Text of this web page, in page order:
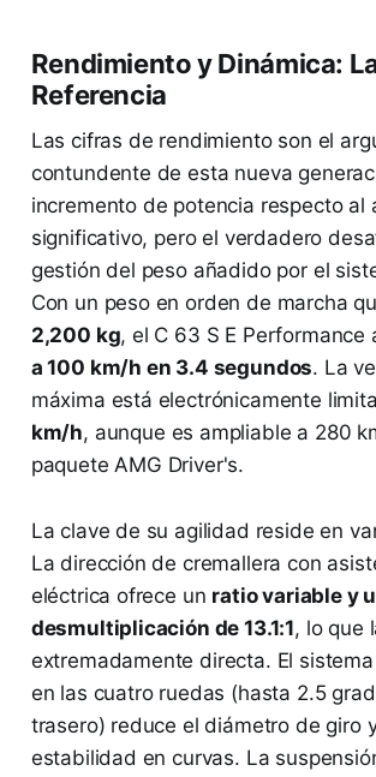
Rendimiento y Dinámica:
Referencia
Las cifras de rendimiento son el
contundente de esta nueva
incremento de potencia respecto al
significativo, pero el verdadero
gestión del peso añadido por el
Con un peso en orden de marcha
2,200 kg, el C 63 S E
a 100 km/h en 3.4 segundos. La
máxima está electrónicamente
km/h, aunque es ampliable a 280
paquete AMG Driver's.
La clave de su agilidad reside en
La dirección de cremallera con
eléctrica ofrece un ratio variable y
desmultiplicación de 13.1:1, lo que
extremadamente directa. El
en las cuatro ruedas (hasta 2.5
trasero) reduce el diámetro de giro
estabilidad en curvas. La